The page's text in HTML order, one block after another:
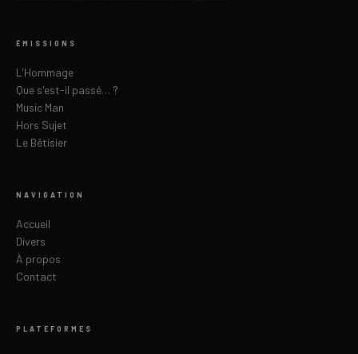
ÉMISSIONS
L'Hommage
Que s'est-il passé… ?
Music Man
Hors Sujet
Le Bêtisier
NAVIGATION
Accueil
Divers
À propos
Contact
PLATEFORMES